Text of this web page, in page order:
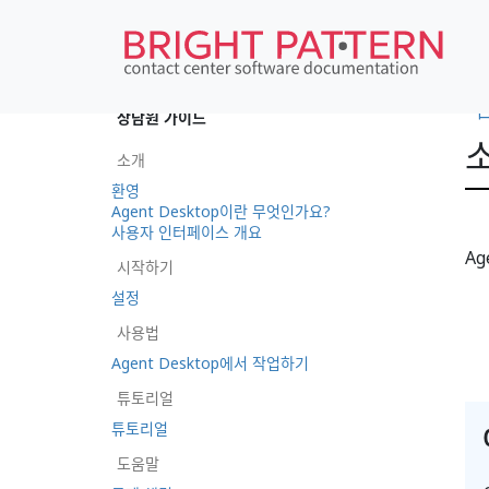
상담원 가이드
소개
환영
Agent Desktop이란 무엇인가요?
사용자 인터페이스 개요
시작하기
설정
사용법
Agent Desktop에서 작업하기
튜토리얼
튜토리얼
도움말